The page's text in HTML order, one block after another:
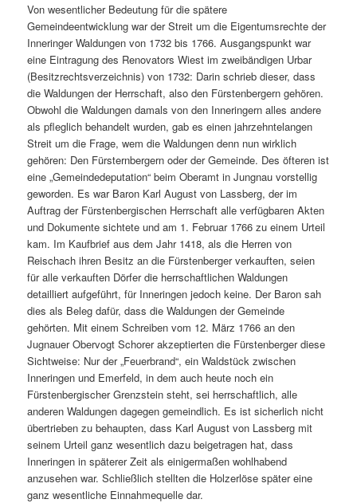
Von wesentlicher Bedeutung für die spätere
Gemeindeentwicklung war der Streit um die Eigentumsrechte der
Inneringer Waldungen von 1732 bis 1766. Ausgangspunkt war
eine Eintragung des Renovators Wiest im zweibändigen Urbar
(Besitzrechtsverzeichnis) von 1732: Darin schrieb dieser, dass
die Waldungen der Herrschaft, also den Fürstenbergern gehören.
Obwohl die Waldungen damals von den Inneringern alles andere
als pfleglich behandelt wurden, gab es einen jahrzehntelangen
Streit um die Frage, wem die Waldungen denn nun wirklich
gehören: Den Fürsternbergern oder der Gemeinde. Des öfteren ist
eine „Gemeindedeputation“ beim Oberamt in Jungnau vorstellig
geworden. Es war Baron Karl August von Lassberg, der im
Auftrag der Fürstenbergischen Herrschaft alle verfügbaren Akten
und Dokumente sichtete und am 1. Februar 1766 zu einem Urteil
kam. Im Kaufbrief aus dem Jahr 1418, als die Herren von
Reischach ihren Besitz an die Fürstenberger verkauften, seien
für alle verkauften Dörfer die herrschaftlichen Waldungen
detailliert aufgeführt, für Inneringen jedoch keine. Der Baron sah
dies als Beleg dafür, dass die Waldungen der Gemeinde
gehörten. Mit einem Schreiben vom 12. März 1766 an den
Jugnauer Obervogt Schorer akzeptierten die Fürstenberger diese
Sichtweise: Nur der „Feuerbrand“, ein Waldstück zwischen
Inneringen und Emerfeld, in dem auch heute noch ein
Fürstenbergischer Grenzstein steht, sei herrschaftlich, alle
anderen Waldungen dagegen gemeindlich. Es ist sicherlich nicht
übertrieben zu behaupten, dass Karl August von Lassberg mit
seinem Urteil ganz wesentlich dazu beigetragen hat, dass
Inneringen in späterer Zeit als einigermaßen wohlhabend
anzusehen war. Schließlich stellten die Holzerlöse später eine
ganz wesentliche Einnahmequelle dar.